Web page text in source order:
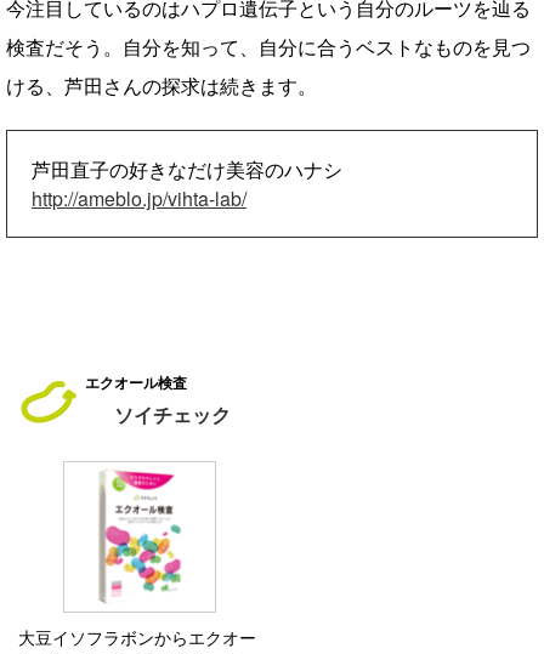
今注目しているのはハプロ遺伝子という自分のルーツを辿る
検査だそう。自分を知って、自分に合うベストなものを見つ
ける、芦田さんの探求は続きます。
芦田直子の好きなだけ美容のハナシ
http://ameblo.jp/vihta-lab/
エクオール検査
ソイチェック
大豆イソフラボンからエクオー